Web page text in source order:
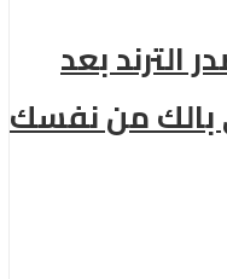
الترند بعد
بالك من نفسك